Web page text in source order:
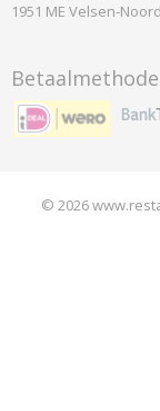
1951 ME Velsen-Noord
© 2026